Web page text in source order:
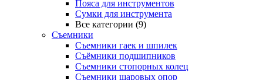
Пояса для инструментов
Сумки для инструмента
Все категории (9)
Съемники
Съемники гаек и шпилек
Съёмники подшипников
Съемники стопорных колец
Съемники шаровых опор